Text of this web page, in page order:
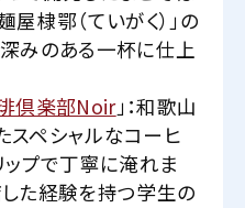
棣鄂（ていがく）」の
みのある一杯に仕上
倶楽部Noir」：和歌山
ペシャルなコーヒ
ップで丁寧に淹れま
た経験を持つ学生の